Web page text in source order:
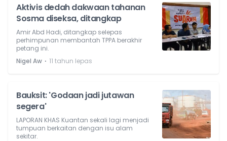
Aktivis dedah dakwaan tahanan
Sosma diseksa, ditangkap
Amir Abd Hadi, ditangkap selepas
perhimpunan membantah TPPA berakhir
petang ini.
Nigel Aw ⋅ 11 tahun lepas
Bauksit: 'Godaan jadi jutawan
segera'
LAPORAN KHAS Kuantan sekali lagi menjadi
tumpuan berkaitan dengan isu alam
sekitar.